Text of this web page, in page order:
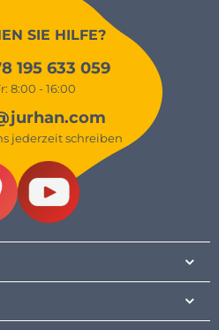
SIE HILFE?
195 633 059
8:00 - 16:00
jederzeit schreiben